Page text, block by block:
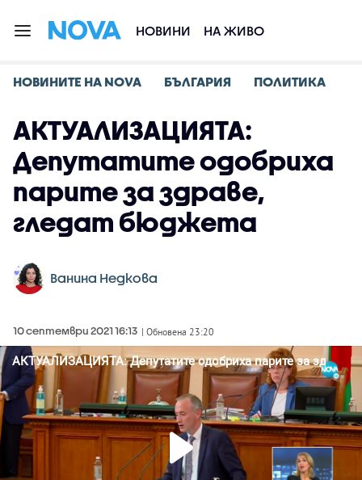
НОВИНИ НА ЖИВО
НОВИНИТЕ НА NOVA БЪЛГАРИЯ ПОЛИТИКА
АКТУАЛИЗАЦИЯТА:
Депутатите одобриха
парите за здраве,
гледат бюджета
Ванина Недкова
10 септември 2021 16:13 | Обновена 23:20